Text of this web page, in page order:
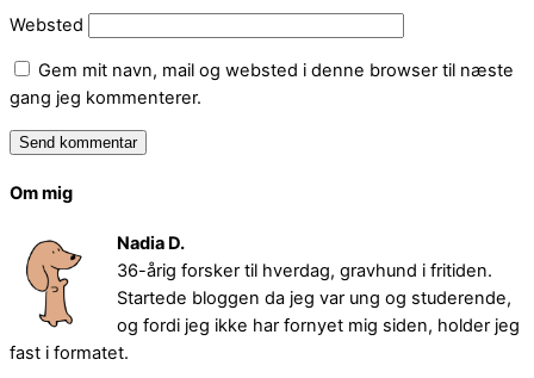
Websted
Gem mit navn, mail og websted i denne browser til næste
gang jeg kommenterer.
Om mig
Nadia D.
36-årig forsker til hverdag, gravhund i fritiden.
Startede bloggen da jeg var ung og studerende,
og fordi jeg ikke har fornyet mig siden, holder jeg
fast i formatet.